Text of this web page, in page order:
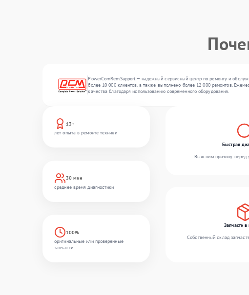
PowerComRemSupport — надежный сервисный центр по ремонту и
более 10 000 клиентов, а также выполнено более 12 000 ремонтов.
качества благодаря использованию современного оборудования.
13+
лет опыта в ремонте техники
30 мин
среднее время диагностики
100%
оригинальные или проверенные
запчасти
Быстрая
Выясним причину перед
Запчасти в
Собственный склад